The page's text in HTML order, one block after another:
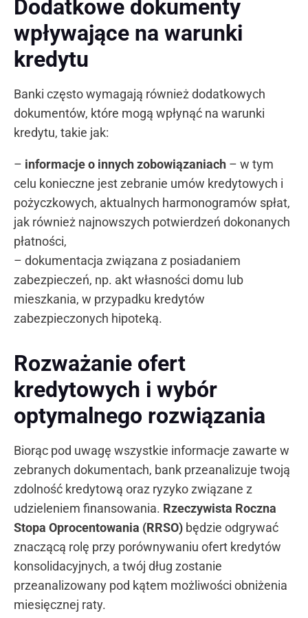
Dodatkowe dokumenty
wpływające na warunki
kredytu
Banki często wymagają również dodatkowych
dokumentów, które mogą wpłynąć na warunki
kredytu, takie jak:
– informacje o innych zobowiązaniach – w tym
celu konieczne jest zebranie umów kredytowych i
pożyczkowych, aktualnych harmonogramów spłat,
jak również najnowszych potwierdzeń dokonanych
płatności,
– dokumentacja związana z posiadaniem
zabezpieczeń, np. akt własności domu lub
mieszkania, w przypadku kredytów
zabezpieczonych hipoteką.
Rozważanie ofert
kredytowych i wybór
optymalnego rozwiązania
Biorąc pod uwagę wszystkie informacje zawarte w
zebranych dokumentach, bank przeanalizuje twoją
zdolność kredytową oraz ryzyko związane z
udzieleniem finansowania. Rzeczywista Roczna
Stopa Oprocentowania (RRSO) będzie odgrywać
znaczącą rolę przy porównywaniu ofert kredytów
konsolidacyjnych, a twój dług zostanie
przeanalizowany pod kątem możliwości obniżenia
miesięcznej raty.